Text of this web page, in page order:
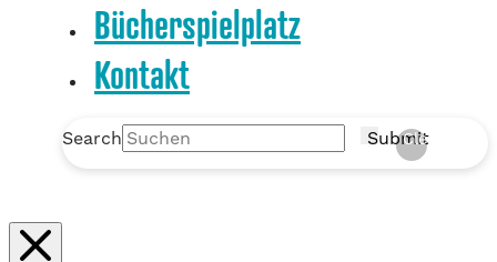
Bücherspielplatz
Kontakt
Search Submit
Clear